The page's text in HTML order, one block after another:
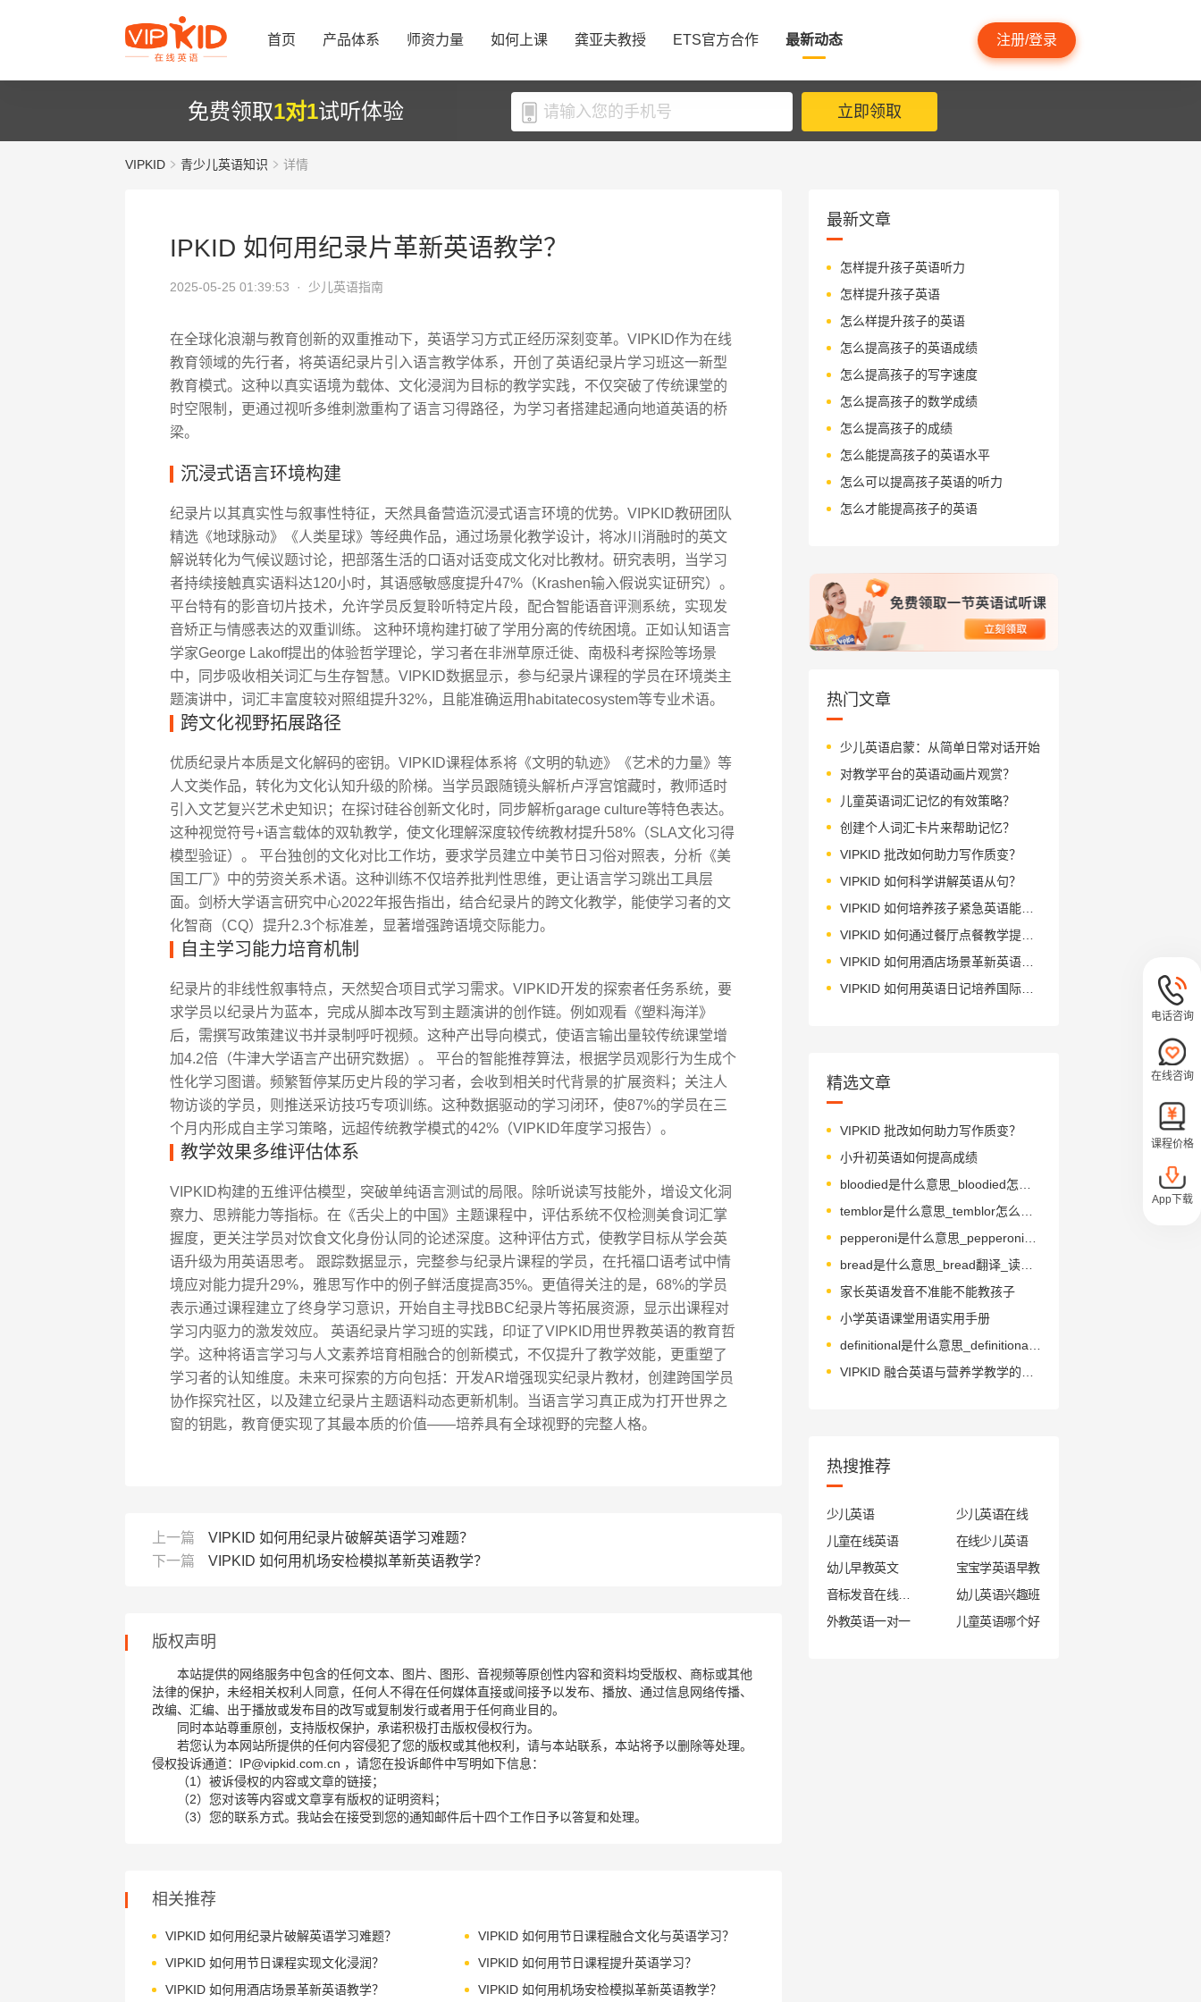
首页 产品体系 师资力量 如何上课 龚亚夫教授 ETS官方合作 最新动态 注册/登录
免费领取1对1试听体验 立即领取
VIPKID 青少儿英语知识 详情
IPKID 如何用纪录片革新英语教学？
2025-05-25 01:39:53 · 少儿英语指南
在全球化浪潮与教育创新的双重推动下，英语学习方式正经历深刻变革。VIPKID作为在线
教育领域的先行者，将英语纪录片引入语言教学体系，开创了英语纪录片学习班这一新型
教育模式。这种以真实语境为载体、文化浸润为目标的教学实践，不仅突破了传统课堂的
时空限制，更通过视听多维刺激重构了语言习得路径，为学习者搭建起通向地道英语的桥
梁。
沉浸式语言环境构建
纪录片以其真实性与叙事性特征，天然具备营造沉浸式语言环境的优势。VIPKID教研团队
精选《地球脉动》《人类星球》等经典作品，通过场景化教学设计，将冰川消融时的英文
解说转化为气候议题讨论，把部落生活的口语对话变成文化对比教材。研究表明，当学习
者持续接触真实语料达120小时，其语感敏感度提升47%（Krashen输入假说实证研究）。
平台特有的影音切片技术，允许学员反复聆听特定片段，配合智能语音评测系统，实现发
音矫正与情感表达的双重训练。 这种环境构建打破了学用分离的传统困境。正如认知语言
学家George Lakoff提出的体验哲学理论，学习者在非洲草原迁徙、南极科考探险等场景
中，同步吸收相关词汇与生存智慧。VIPKID数据显示，参与纪录片课程的学员在环境类主
题演讲中，词汇丰富度较对照组提升32%，且能准确运用habitatecosystem等专业术语。
跨文化视野拓展路径
优质纪录片本质是文化解码的密钥。VIPKID课程体系将《文明的轨迹》《艺术的力量》等
人文类作品，转化为文化认知升级的阶梯。当学员跟随镜头解析卢浮宫馆藏时，教师适时
引入文艺复兴艺术史知识；在探讨硅谷创新文化时，同步解析garage culture等特色表达。
这种视觉符号+语言载体的双轨教学，使文化理解深度较传统教材提升58%（SLA文化习得
模型验证）。 平台独创的文化对比工作坊，要求学员建立中美节日习俗对照表，分析《美
国工厂》中的劳资关系术语。这种训练不仅培养批判性思维，更让语言学习跳出工具层
面。剑桥大学语言研究中心2022年报告指出，结合纪录片的跨文化教学，能使学习者的文
化智商（CQ）提升2.3个标准差，显著增强跨语境交际能力。
自主学习能力培育机制
纪录片的非线性叙事特点，天然契合项目式学习需求。VIPKID开发的探索者任务系统，要
求学员以纪录片为蓝本，完成从脚本改写到主题演讲的创作链。例如观看《塑料海洋》
后，需撰写政策建议书并录制呼吁视频。这种产出导向模式，使语言输出量较传统课堂增
加4.2倍（牛津大学语言产出研究数据）。 平台的智能推荐算法，根据学员观影行为生成个
性化学习图谱。频繁暂停某历史片段的学习者，会收到相关时代背景的扩展资料；关注人
物访谈的学员，则推送采访技巧专项训练。这种数据驱动的学习闭环，使87%的学员在三
个月内形成自主学习策略，远超传统教学模式的42%（VIPKID年度学习报告）。
教学效果多维评估体系
VIPKID构建的五维评估模型，突破单纯语言测试的局限。除听说读写技能外，增设文化洞
察力、思辨能力等指标。在《舌尖上的中国》主题课程中，评估系统不仅检测美食词汇掌
握度，更关注学员对饮食文化身份认同的论述深度。这种评估方式，使教学目标从学会英
语升级为用英语思考。 跟踪数据显示，完整参与纪录片课程的学员，在托福口语考试中情
境应对能力提升29%，雅思写作中的例子鲜活度提高35%。更值得关注的是，68%的学员
表示通过课程建立了终身学习意识，开始自主寻找BBC纪录片等拓展资源，显示出课程对
学习内驱力的激发效应。 英语纪录片学习班的实践，印证了VIPKID用世界教英语的教育哲
学。这种将语言学习与人文素养培育相融合的创新模式，不仅提升了教学效能，更重塑了
学习者的认知维度。未来可探索的方向包括：开发AR增强现实纪录片教材，创建跨国学员
协作探究社区，以及建立纪录片主题语料动态更新机制。当语言学习真正成为打开世界之
窗的钥匙，教育便实现了其最本质的价值——培养具有全球视野的完整人格。
上一篇
VIPKID 如何用纪录片破解英语学习难题？
下一篇
VIPKID 如何用机场安检模拟革新英语教学？
版权声明
本站提供的网络服务中包含的任何文本、图片、图形、音视频等原创性内容和资料均受版权、商标或其他
法律的保护，未经相关权利人同意，任何人不得在任何媒体直接或间接予以发布、播放、通过信息网络传播、
改编、汇编、出于播放或发布目的改写或复制发行或者用于任何商业目的。
同时本站尊重原创，支持版权保护，承诺积极打击版权侵权行为。
若您认为本网站所提供的任何内容侵犯了您的版权或其他权利，请与本站联系，本站将予以删除等处理。
侵权投诉通道：IP@vipkid.com.cn ，请您在投诉邮件中写明如下信息：
（1）被诉侵权的内容或文章的链接；
（2）您对该等内容或文章享有版权的证明资料；
（3）您的联系方式。我站会在接受到您的通知邮件后十四个工作日予以答复和处理。
相关推荐
VIPKID 如何用纪录片破解英语学习难题？
VIPKID 如何用节日课程融合文化与英语学习？
VIPKID 如何用节日课程实现文化浸润？
VIPKID 如何用节日课程提升英语学习？
VIPKID 如何用酒店场景革新英语教学？
VIPKID 如何用机场安检模拟革新英语教学？
最新文章
怎样提升孩子英语听力
怎样提升孩子英语
怎么样提升孩子的英语
怎么提高孩子的英语成绩
怎么提高孩子的写字速度
怎么提高孩子的数学成绩
怎么提高孩子的成绩
怎么能提高孩子的英语水平
怎么可以提高孩子英语的听力
怎么才能提高孩子的英语
热门文章
少儿英语启蒙：从简单日常对话开始
对教学平台的英语动画片观赏？
儿童英语词汇记忆的有效策略？
创建个人词汇卡片来帮助记忆？
VIPKID 批改如何助力写作质变？
VIPKID 如何科学讲解英语从句？
VIPKID 如何培养孩子紧急英语能力？
VIPKID 如何通过餐厅点餐教学提升少儿英语应用能力？
VIPKID 如何用酒店场景革新英语教学？
VIPKID 如何用英语日记培养国际化人才？
精选文章
VIPKID 批改如何助力写作质变？
小升初英语如何提高成绩
pepperoni是什么意思_pepperoni怎么读_音标ˌpepəˈrəʊnɪ
bread是什么意思_bread翻译_读音_用法_翻译
家长英语发音不准能不能教孩子
小学英语课堂用语实用手册
热搜推荐
少儿英语
少儿英语在线
儿童在线英语
在线少儿英语
幼儿早教英文
宝宝学英语早教
幼儿英语兴趣班
外教英语一对一
儿童英语哪个好
电话咨询
在线咨询
课程价格
App下载